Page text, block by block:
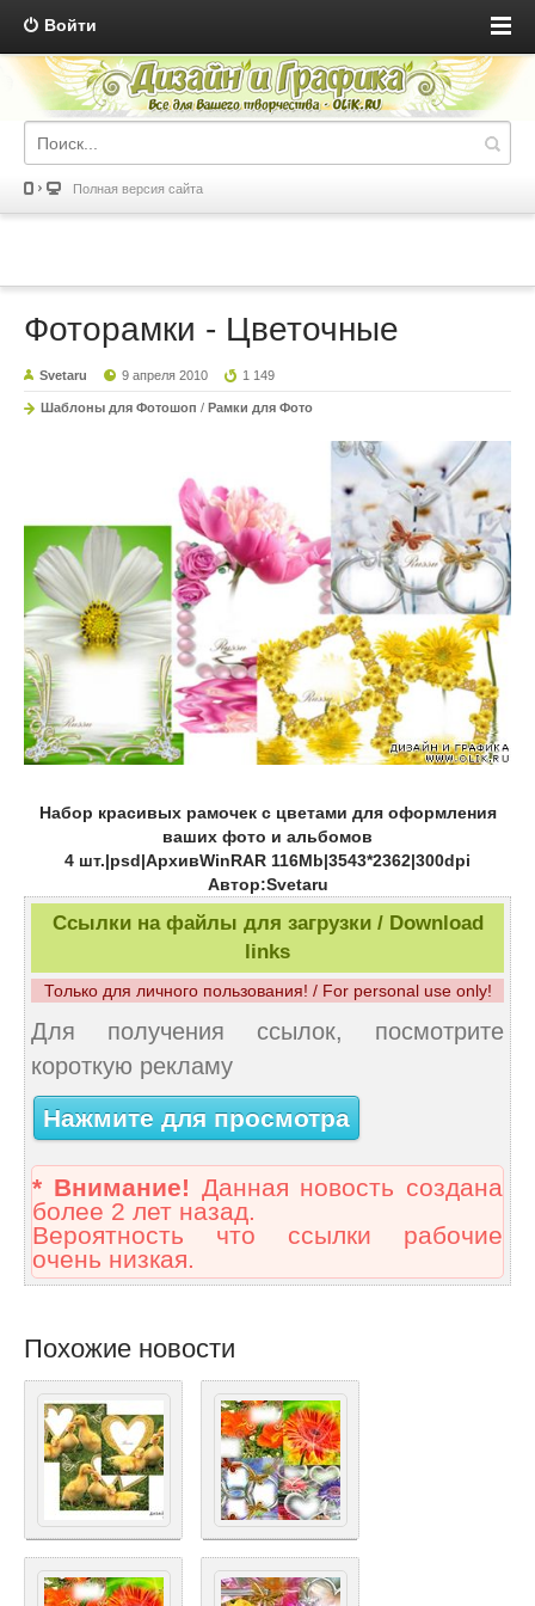
Войти
Полная версия сайта
Фоторамки - Цветочные
Svetaru 9 апреля 2010 1 149
Шаблоны для Фотошоп / Рамки для Фото
Набор красивых рамочек с цветами для оформления
ваших фото и альбомов
4 шт.|psd|АрхивWinRAR 116Mb|3543*2362|300dpi
Автор:Svetaru
Ссылки на файлы для загрузки / Download
links
Только для личного пользования! / For personal use only!
Для получения ссылок, посмотрите
короткую рекламу
Нажмите для просмотра
* Внимание! Данная новость создана
более 2 лет назад.
Вероятность что ссылки рабочие
очень низкая.
Похожие новости